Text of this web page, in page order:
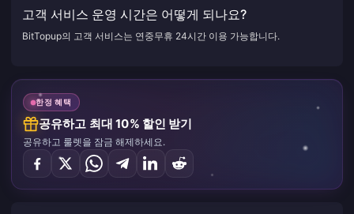
고객 서비스 운영 시간은 어떻게 되나요?
BitTopup의 고객 서비스는 연중무휴 24시간 이용 가능합니다.
한정 혜택
공유하고 최대 10% 할인 받기
공유하고 룰렛을 잠금 해제하세요.